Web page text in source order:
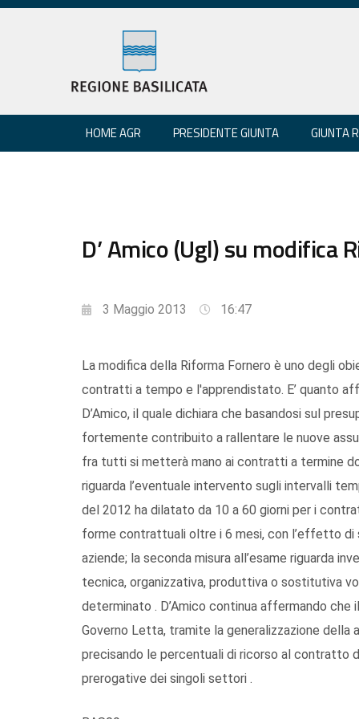
HOME AGR PRESIDENTE GIUNTA GIUNTA
D’ Amico (Ugl) su modifica
3 Maggio 2013 16:47
La modifica della Riforma Fornero è uno degli
contratti a tempo e l'apprendistato. E’ quanto
D’Amico, il quale dichiara che basandosi sul
fortemente contribuito a rallentare le nuove
fra tutti si metterà mano ai contratti a termine
riguarda l’eventuale intervento sugli intervalli
del 2012 ha dilatato da 10 a 60 giorni per i
forme contrattuali oltre i 6 mesi, con l’effetto
aziende; la seconda misura all’esame riguarda
tecnica, organizzativa, produttiva o sostitutiva
determinato . D’Amico continua affermando
Governo Letta, tramite la generalizzazione
precisando le percentuali di ricorso al contratto
prerogative dei singoli settori .